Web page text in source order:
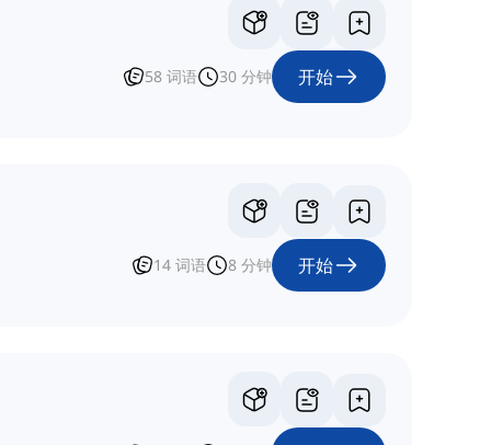
58 词语 30 分钟 开始
14 词语 8 分钟 开始